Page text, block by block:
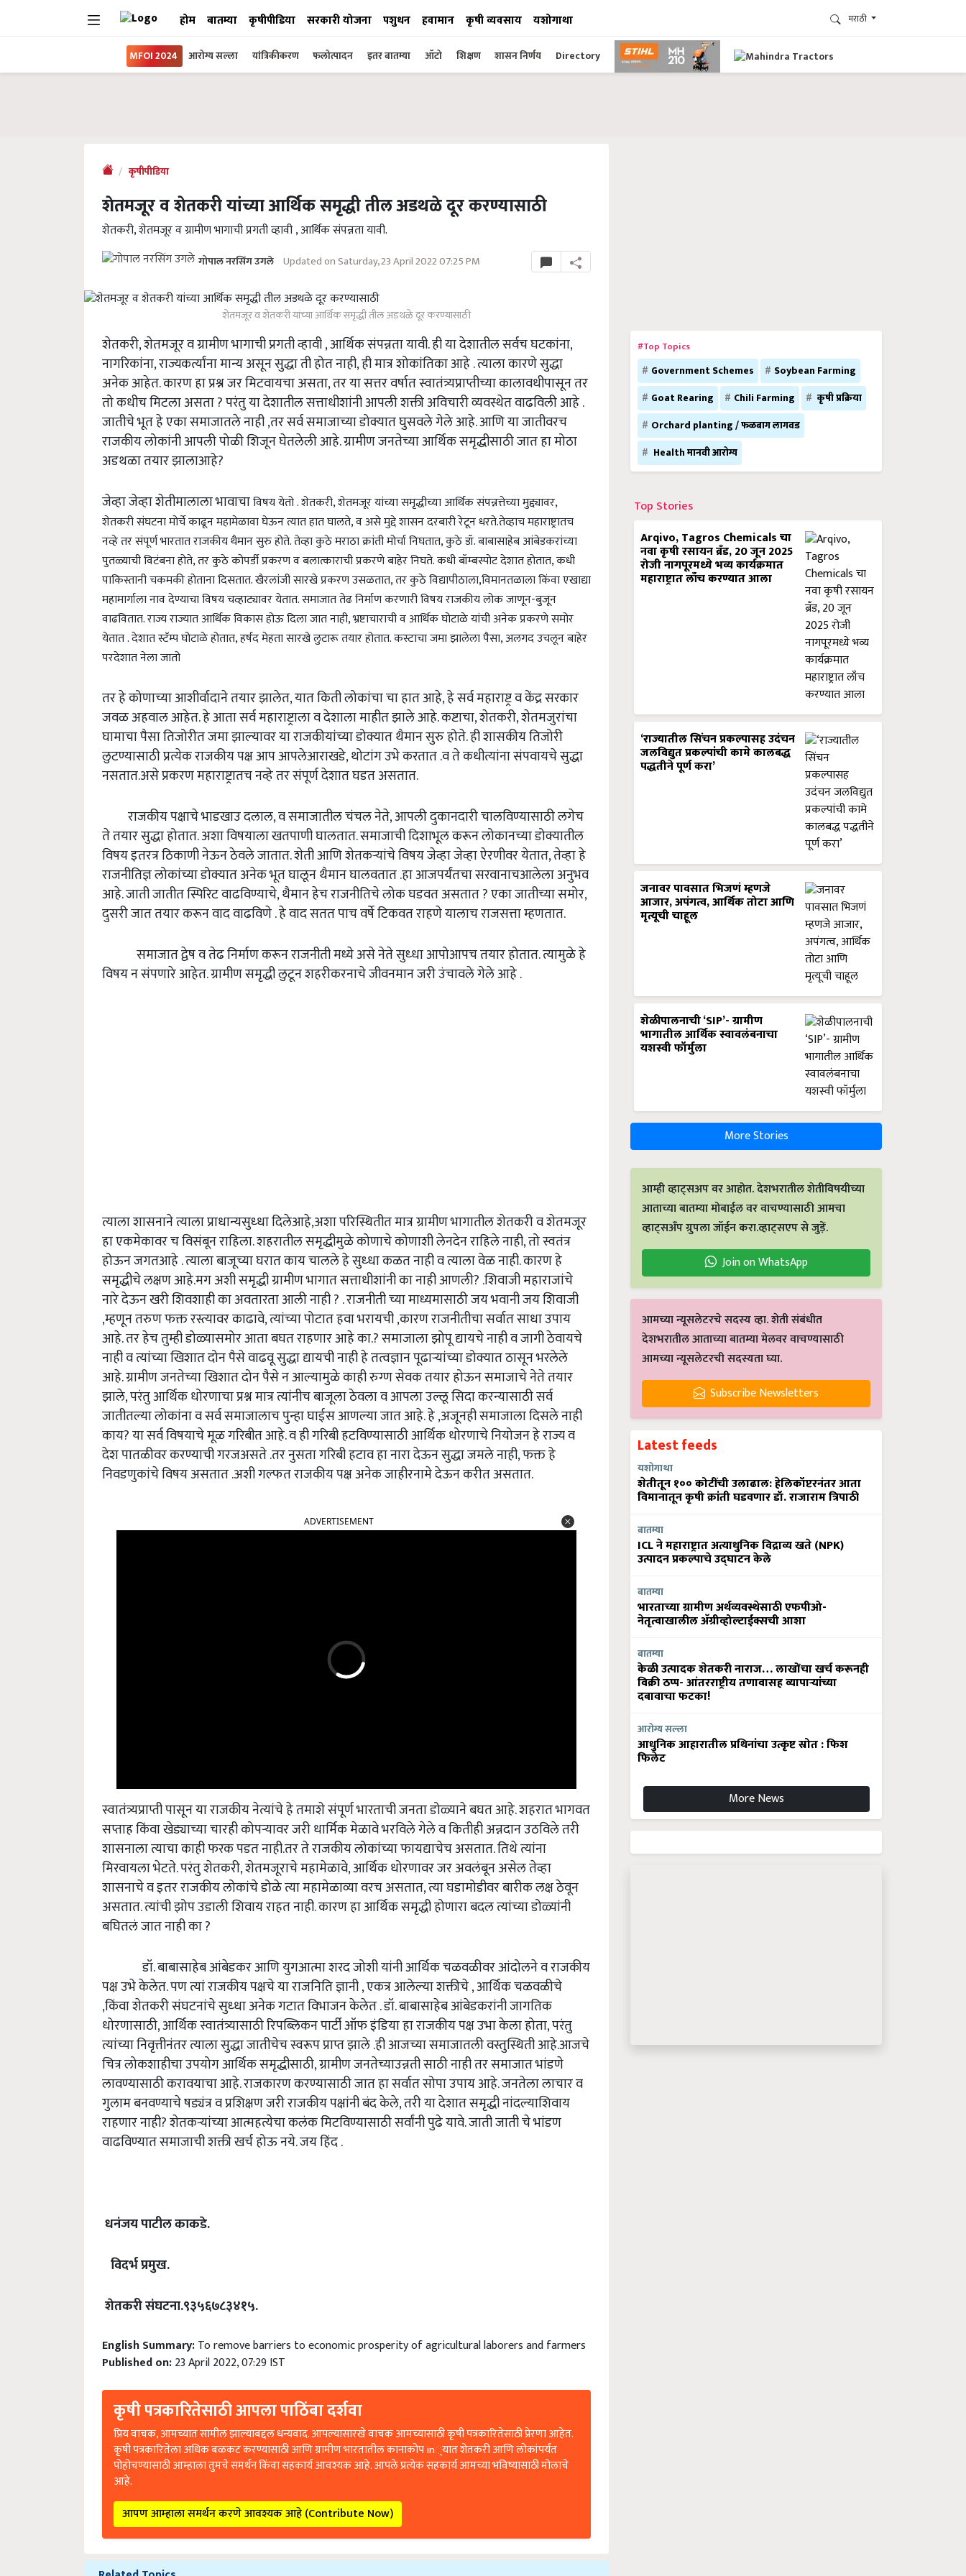
होम बातम्या कृषीपीडिया सरकारी योजना पशुधन हवामान कृषी व्यवसाय यशोगाथा मराठी
MFOI 2024 आरोग्य सल्ला यांत्रिकीकरण फलोत्पादन इतर बातम्या ऑटो शिक्षण शासन निर्णय Directory
कृषीपीडिया
शेतमजूर व शेतकरी यांच्या आर्थिक समृद्धी तील अडथळे दूर करण्यासाठी
शेतकरी, शेतमजूर व ग्रामीण भागाची प्रगती व्हावी , आर्थिक संपन्नता यावी.
गोपाल नरसिंग उगले Updated on Saturday, 23 April 2022 07:25 PM
शेतमजूर व शेतकरी यांच्या आर्थिक समृद्धी तील अडथळे दूर करण्यासाठी
शेतकरी, शेतमजूर व ग्रामीण भागाची प्रगती व्हावी , आर्थिक संपन्नता यावी. ही या देशातील सर्वच घटकांना,
नागरिकांना, राज्यकर्त्यांना मान्य असून सुद्धा ती होत नाही, ही मात्र शोकांतिका आहे . त्याला कारणे सुद्धा
अनेक आहेत. कारण हा प्रश्न जर मिटवायचा असता, तर या सत्तर वर्षात स्वातंत्र्यप्राप्तीच्या कालावधीपासून तर
तो कधीच मिटला असता ? परंतु या देशातील सत्ताधीशांनी आपली शक्ती अविचारी व्यवस्थेत वाढविली आहे .
जातीचे भूत हे एका समाजातले नाही ,तर सर्व समाजाच्या डोक्यात घुसवले गेले आहे. आणि या जातीवरच
राजकीय लोकांनी आपली पोळी शिजून घेतलेली आहे. ग्रामीण जनतेच्या आर्थिक समृद्धीसाठी जात हा मोठा
अडथळा तयार झालाआहे?
जेव्हा जेव्हा शेतीमालाला भावाचाविषय येतो . शेतकरी, शेतमजूर यांच्या समृद्धीच्या आर्थिक संपन्नत्तेच्या मुद्द्यावर,
शेतकरी संघटना मोर्चे काढून महामेळावा घेऊन त्यात हात घालते, व असे मुद्दे शासन दरबारी रेटून धरते.तेव्हाच महाराष्ट्रातच
नव्हे तर संपूर्ण भारतात राजकीय थैमान सुरु होते. तेव्हा कुठे मराठा क्रांती मोर्चा निघतात, कुठे डॉ. बाबासाहेब आंबेडकरांच्या
पुतळ्याची विटंबना होते, तर कुठे कोपर्डी प्रकरण व बलात्काराची प्रकरणे बाहेर निघते. कधी बॉम्बस्पोट देशात होतात, कधी
पाकिस्तानी चकमकी होताना दिसतात. खैरलांजी सारखे प्रकरण उसळतात, तर कुठे विद्यापीठाला,विमानतळाला किंवा एखाद्या
महामार्गाला नाव देण्याचा विषय चव्हाट्यावर येतात. समाजात तेढ निर्माण करणारी विषय राजकीय लोक जाणून-बुजून
वाढवितात. राज्य राज्यात आर्थिक विकास होऊ दिला जात नाही, भ्रष्टाचाराची व आर्थिक घोटाळे यांची अनेक प्रकरणे समोर
येतात . देशात स्टॅम्प घोटाळे होतात, हर्षद मेहता सारखे लुटारू तयार होतात. कस्टाचा जमा झालेला पैसा, अलगद उचलून बाहेर
परदेशात नेला जातो
तर हे कोणाच्या आशीर्वादाने तयार झालेत, यात किती लोकांचा चा हात आहे, हे सर्व महाराष्ट्र व केंद्र सरकार
जवळ अहवाल आहेत. हे आता सर्व महाराष्ट्राला व देशाला माहीत झाले आहे. कष्टाचा, शेतकरी, शेतमजुरांचा
घामाचा पैसा तिजोरीत जमा झाल्यावर या राजकीयांच्या डोक्यात थैमान सुरु होते. ही शासकीय तिजोरी
लुटण्यासाठी प्रत्येक राजकीय पक्ष आप आपलेआराखडे, थोटांग उभे करतात .व ते कधीत्यांना संपवायचे सुद्धा
नसतात.असे प्रकरण महाराष्ट्रातच नव्हे तर संपूर्ण देशात घडत असतात.
राजकीय पक्षाचे भाडखाउ दलाल, व समाजातील चंचल नेते, आपली दुकानदारी चालविण्यासाठी लगेच
ते तयार सुद्धा होतात. अशा विषयाला खतपाणी घालतात. समाजाची दिशाभूल करून लोकानच्या डोक्यातील
विषय इतरत्र ठिकाणी नेऊन ठेवले जातात. शेती आणि शेतकऱ्यांचे विषय जेव्हा जेव्हा ऐरणीवर येतात, तेव्हा हे
राजनीतिज्ञ लोकांच्या डोक्यात अनेक भूत घालून थैमान घालवतात .हा आजपर्यंतचा सरवानाचआलेला अनुभव
आहे. जाती जातीत स्पिरिट वाढविण्याचे, थैमान हेच राजनीतिचे लोक घडवत असतात ? एका जातीच्या समोर,
दुसरी जात तयार करून वाद वाढविणे . हे वाद सतत पाच वर्षे टिकवत राहणे यालाच राजसत्ता म्हणतात.
समाजात द्वेष व तेढ निर्माण करून राजनीती मध्ये असे नेते सुध्धा आपोआपच तयार होतात. त्यामुळे हे
विषय न संपणारे आहेत. ग्रामीण समृद्धी लुटून शहरीकरनाचे जीवनमान जरी उंचावले गेले आहे .
त्याला शासनाने त्याला प्राधान्यसुध्धा दिलेआहे,अशा परिस्थितीत मात्र ग्रामीण भागातील शेतकरी व शेतमजूर
हा एकमेकावर च विसंबून राहिला. शहरातील समृद्धीमुळे कोणाचे कोणाशी लेनदेन राहिले नाही, तो स्वतंत्र
होऊन जगतआहे . त्याला बाजूच्या घरात काय चालले हे सुध्धा कळत नाही व त्याला वेळ नाही. कारण हे
समृद्धीचे लक्षण आहे.मग अशी समृद्धी ग्रामीण भागात सत्ताधीशांनी का नाही आणली? .शिवाजी महाराजांचे
नारे देऊन खरी शिवशाही का अवतारता आली नाही ? . राजनीती च्या माध्यमासाठी जय भवानी जय शिवाजी
,म्हणून तरुण फक्त रस्त्यावर काढावे, त्यांच्या पोटात हवा भरायची ,कारण राजनीतीचा सर्वात साधा उपाय
आहे. तर हेच तुम्ही डोळ्यासमोर आता बघत राहणार आहे का.? समाजाला झोपू द्यायचे नाही व जागी ठेवायचे
नाही व त्यांच्या खिशात दोन पैसे वाढवू सुद्धा द्यायची नाही हे तत्वज्ञान पूढार्‍यांच्या डोक्यात ठासून भरलेले
आहे. ग्रामीण जनतेच्या खिशात दोन पैसे न आल्यामुळे काही रुग्ण सेवक तयार होऊन समाजाचे नेते तयार
झाले, परंतु आर्थिक धोरणाचा प्रश्न मात्र त्यांनीच बाजूला ठेवला व आपला उल्लू सिदा करन्यासाठी सर्व
जातीतल्या लोकांना व सर्व समाजालाच पुन्हा घाईस आणल्या जात आहे. हे ,अजूनही समाजाला दिसले नाही
काय? या सर्व विषयाचे मूळ गरिबीत आहे. व ही गरिबी हटविण्यासाठी आर्थिक धोरणाचे नियोजन हे राज्य व
देश पातळीवर करण्याची गरजअसते .तर नुसता गरिबी हटाव हा नारा देऊन सुद्धा जमले नाही, फक्त हे
निवडणुकांचे विषय असतात .अशी गल्फत राजकीय पक्ष अनेक जाहीरनामे देऊन करीत असतात.
स्वातंत्र्यप्राप्ती पासून या राजकीय नेत्यांचे हे तमाशे संपूर्ण भारताची जनता डोळ्याने बघत आहे. शहरात भागवत
सप्ताह किंवा खेड्याच्या चारही कोपर्‍यावर जरी धार्मिक मेळावे भरविले गेले व कितीही अन्नदान उठविले तरी
शासनाला त्याचा काही फरक पडत नाही.तर ते राजकीय लोकांच्या फायद्याचेच असतात. तिथे त्यांना
मिरवायला भेटते. परंतु शेतकरी, शेतमजूराचे महामेळावे, आर्थिक धोरणावर जर अवलंबून असेल तेव्हा
शासनाचे व इतर राजकीय लोकांचे डोळे त्या महामेळाव्या वरच असतात, त्या घडामोडीवर बारीक लक्ष ठेवून
असतात. त्यांची झोप उडाली शिवाय राहत नाही. कारण हा आर्थिक समृद्धी होणारा बदल त्यांच्या डोळ्यांनी
बघितलं जात नाही का ?
डॉ. बाबासाहेब आंबेडकर आणि युगआत्मा शरद जोशी यांनी आर्थिक चळवळीवर आंदोलने व राजकीय
पक्ष उभे केलेत. पण त्यां राजकीय पक्षचे या राजनिति ज्ञानी , एकत्र आलेल्या शक्तीचे , आर्थिक चळवळीचे
,किंवा शेतकरी संघटनांचे सुध्धा अनेक गटात विभाजन केलेत . डॉ. बाबासाहेब आंबेडकरांनी जागतिक
धोरणासाठी, आर्थिक स्वातंत्र्यासाठी रिपब्लिकन पार्टी ऑफ इंडिया हा राजकीय पक्ष उभा केला होता, परंतु
त्यांच्या निवृत्तीनंतर त्याला सुद्धा जातीचेच स्वरूप प्राप्त झाले .ही आजच्या समाजातली वस्तुस्थिती आहे.आजचे
चित्र लोकशाहीचा उपयोग आर्थिक समृद्धीसाठी, ग्रामीण जनतेच्याउन्नती साठी नाही तर समाजात भांडणे
लावण्यासाठी करावयाचा आहे. राजकारण करण्यासाठी जात हा सर्वात सोपा उपाय आहे. जनतेला लाचार व
गुलाम बनवण्याचे षड्यंत्र व प्रशिक्षण जरी राजकीय पक्षांनी बंद केले, तरी या देशात समृद्धी नांदल्याशिवाय
राहणार नाही? शेतकऱ्यांच्या आत्महत्येचा कलंक मिटविण्यासाठी सर्वांनी पुढे यावे. जाती जाती चे भांडण
वाढविण्यात समाजाची शक्ती खर्च होऊ नये. जय हिंद .
धनंजय पाटील काकडे.
विदर्भ प्रमुख.
शेतकरी संघटना.९३५६७८३४१५.
English Summary: To remove barriers to economic prosperity of agricultural laborers and farmers
Published on: 23 April 2022, 07:29 IST
कृषी पत्रकारितेसाठी आपला पाठिंबा दर्शवा
प्रिय वाचक, आमच्यात सामील झाल्याबद्दल धन्यवाद. आपल्यासारखे वाचक आमच्यासाठी कृषी पत्रकारितेसाठी प्रेरणा आहेत.
कृषी पत्रकारितेला अधिक बळकट करण्यासाठी आणि ग्रामीण भारतातील कानाकोप in्यात शेतकरी आणि लोकांपर्यंत
पोहोचण्यासाठी आम्हाला तुमचे समर्थन किंवा सहकार्य आवश्यक आहे. आपले प्रत्येक सहकार्य आमच्या भविष्यासाठी मोलाचे
आहे.
आपण आम्हाला समर्थन करणे आवश्यक आहे (Contribute Now)
Related Topics
#Top Topics
Government Schemes
Soybean Farming
Goat Rearing
Chili Farming
कृषी प्रक्रिया
Orchard planting / फळबाग लागवड
Health मानवी आरोग्य
Top Stories
Arqivo, Tagros Chemicals चा
नवा कृषी रसायन ब्रँड, 20 जून 2025
रोजी नागपूरमध्ये भव्य कार्यक्रमात
महाराष्ट्रात लाँच करण्यात आला
‘राज्यातील सिंचन प्रकल्पासह उदंचन
जलविद्युत प्रकल्पांची कामे कालबद्ध
पद्धतीने पूर्ण करा’
जनावर पावसात भिजणं म्हणजे
आजार, अपंगत्व, आर्थिक तोटा आणि
मृत्यूची चाहूल
शेळीपालनाची ‘SIP’- ग्रामीण
भागातील आर्थिक स्वावलंबनाचा
यशस्वी फॉर्मुला
More Stories
आम्ही व्हाट्सअप वर आहोत. देशभरातील शेतीविषयीच्या
आताच्या बातम्या मोबाईल वर वाचण्यासाठी आमचा
व्हाट्सअँप ग्रुपला जॉईन करा.व्हाट्सएप से जुड़ें.
Join on WhatsApp
आमच्या न्यूसलेटरचे सदस्य व्हा. शेती संबंधीत
देशभरातील आताच्या बातम्या मेलवर वाचण्यासाठी
आमच्या न्यूसलेटरची सदस्यता घ्या.
Subscribe Newsletters
Latest feeds
यशोगाथा
शेतीतून १०० कोटींची उलाढाल: हेलिकॉप्टरनंतर आता
विमानातून कृषी क्रांती घडवणार डॉ. राजाराम त्रिपाठी
बातम्या
ICL ने महाराष्ट्रात अत्याधुनिक विद्राव्य खते (NPK)
उत्पादन प्रकल्पाचे उद्घाटन केले
बातम्या
भारताच्या ग्रामीण अर्थव्यवस्थेसाठी एफपीओ-
नेतृत्वाखालील अ‍ॅग्रीव्होल्टाईक्सची आशा
बातम्या
केळी उत्पादक शेतकरी नाराज… लाखोंचा खर्च करूनही
विक्री ठप्प- आंतरराष्ट्रीय तणावासह व्यापाऱ्यांच्या
दबावाचा फटका!
आरोग्य सल्ला
आधुनिक आहारातील प्रथिनांचा उत्कृष्ट स्रोत : फिश
फिलेट
More News